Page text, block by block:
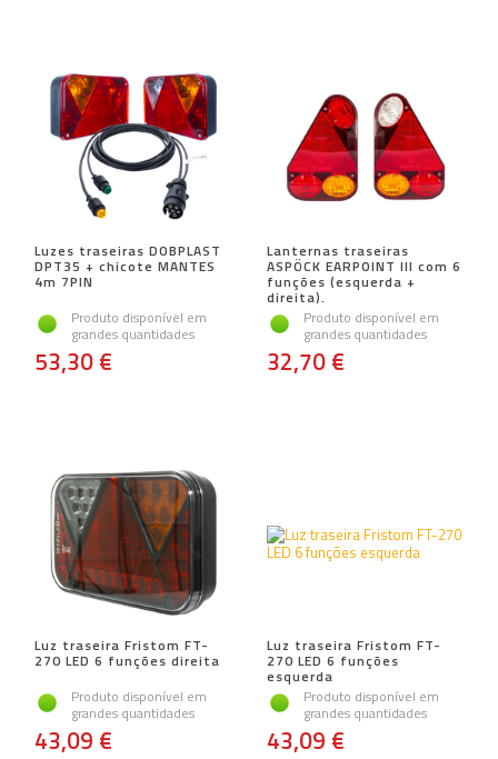
Luzes traseiras DOBPLAST
DPT35 + chicote MANTES
4m 7PIN
Produto disponível em
grandes quantidades
53,30 €
Lanternas traseiras
ASPÖCK EARPOINT III com 6
funções (esquerda +
direita).
Produto disponível em
grandes quantidades
32,70 €
Luz traseira Fristom FT-
270 LED 6 funções direita
Produto disponível em
grandes quantidades
43,09 €
Luz traseira Fristom FT-
270 LED 6 funções
esquerda
Produto disponível em
grandes quantidades
43,09 €